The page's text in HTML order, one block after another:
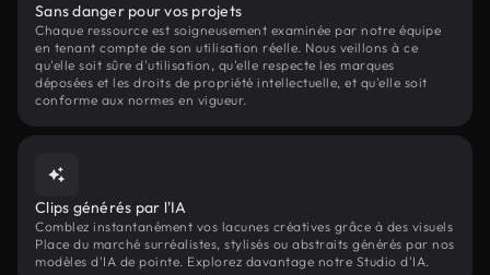
Sans danger pour vos projets
Chaque ressource est soigneusement examinée par notre équipe
en tenant compte de son utilisation réelle. Nous veillons à ce
qu'elle soit sûre d'utilisation, qu'elle respecte les marques
déposées et les droits de propriété intellectuelle, et qu'elle soit
conforme aux normes en vigueur.
Clips générés par l'IA
Comblez instantanément vos lacunes créatives grâce à des visuels
Place du marché surréalistes, stylisés ou abstraits générés par nos
modèles d'IA de pointe. Explorez davantage notre Studio d'IA.